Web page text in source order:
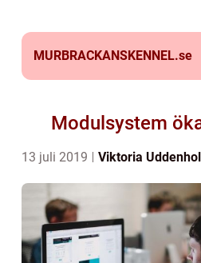
MURBRACKANSKENNEL.se
Modulsystem
13 juli 2019 Viktoria